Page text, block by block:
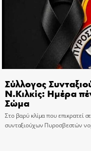
Σύλλογος
Ν.Κιλκίς: Ημέρα
Σώμα
Στο βαρύ κλίμα που επικρατεί
συνταξιούχων Πυροσβεστών